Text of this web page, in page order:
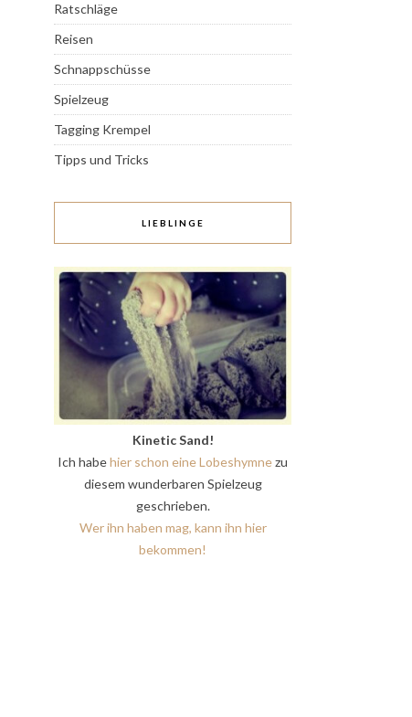
Ratschläge
Reisen
Schnappschüsse
Spielzeug
Tagging Krempel
Tipps und Tricks
LIEBLINGE
Kinetic Sand!
Ich habehier schon eine Lobeshymnezu
diesem wunderbaren Spielzeug
geschrieben.
Wer ihn haben mag, kann ihn hier
bekommen!